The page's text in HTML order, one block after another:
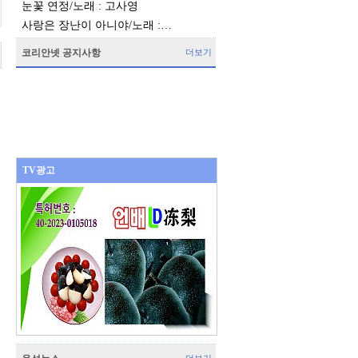
눈꽃 연정/노래 : 고사영
사랑은 장난이 아니야/노래 :…
코리안넷 공지사항 더보기
TV광고